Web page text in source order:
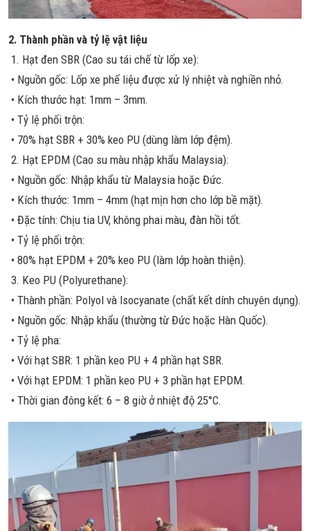
2. Thành phần và tỷ lệ vật liệu
1. Hạt đen SBR (Cao su tái chế từ lốp xe):
• Nguồn gốc: Lốp xe phế liệu được xử lý nhiệt và nghiền nhỏ.
• Kích thước hạt: 1mm – 3mm.
• Tỷ lệ phối trộn:
• 70% hạt SBR + 30% keo PU (dùng làm lớp đệm).
2. Hạt EPDM (Cao su màu nhập khẩu Malaysia):
• Nguồn gốc: Nhập khẩu từ Malaysia hoặc Đức.
• Kích thước: 1mm – 4mm (hạt mịn hơn cho lớp bề mặt).
• Đặc tính: Chịu tia UV, không phai màu, đàn hồi tốt.
• Tỷ lệ phối trộn:
• 80% hạt EPDM + 20% keo PU (làm lớp hoàn thiện).
3. Keo PU (Polyurethane):
• Thành phần: Polyol và Isocyanate (chất kết dính chuyên dụng).
• Nguồn gốc: Nhập khẩu (thường từ Đức hoặc Hàn Quốc).
• Tỷ lệ pha:
• Với hạt SBR: 1 phần keo PU + 4 phần hạt SBR.
• Với hạt EPDM: 1 phần keo PU + 3 phần hạt EPDM.
• Thời gian đông kết: 6 – 8 giờ ở nhiệt độ 25°C.